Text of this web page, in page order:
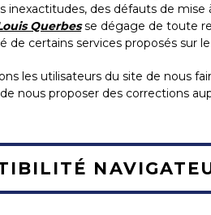
inexactitudes, des défauts de mise
Querbesse dégage de toute
de certains services proposés sur
les utilisateurs du site de nous
nous proposer des corrections